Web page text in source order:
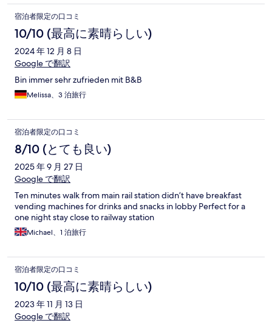
宿泊者限定の口コミ
10/10 (最高に素晴らしい)
2024 年 12 月 8 日
Google で翻訳
Bin immer sehr zufrieden mit B&B
Melissa、3 泊旅行
宿泊者限定の口コミ
8/10 (とても良い)
2025 年 9 月 27 日
Google で翻訳
Ten minutes walk from main rail station didn’t have breakfast
vending machines for drinks and snacks in lobby Perfect for a
one night stay close to railway station
Michael、1 泊旅行
宿泊者限定の口コミ
10/10 (最高に素晴らしい)
2023 年 11 月 13 日
Google で翻訳